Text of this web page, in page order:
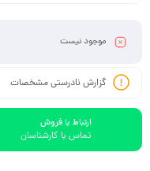
موجود نیست
گزارش نادرستی مشخصات
ارتباط با فروش
تماس با کارشناسان